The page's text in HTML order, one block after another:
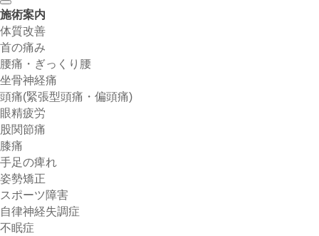
施術案内
体質改善
首の痛み
腰痛・ぎっくり腰
坐骨神経痛
頭痛(緊張型頭痛・偏頭痛)
眼精疲労
股関節痛
膝痛
手足の痺れ
姿勢矯正
スポーツ障害
自律神経失調症
不眠症